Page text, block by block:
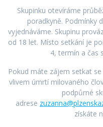
Skupinku otevíráme
poradkyně. Podmínky
vyjednáváme. Skupinu
od 18 let. Místo setkání je
4, termín a čas
Pokud máte zájem setkat
vlivem úmrtí milovaného
podpůrné
adrese
získáte